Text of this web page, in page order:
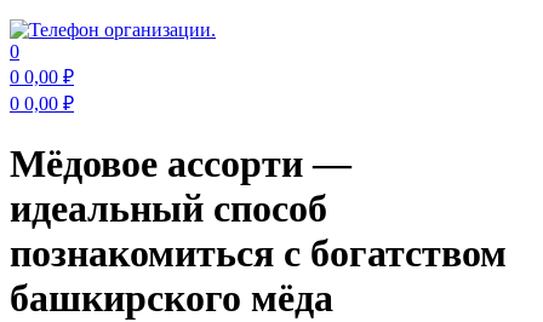
0
0 0,00 ₽
0 0,00 ₽
Мёдовое ассорти —
идеальный способ
познакомиться с богатством
башкирского мёда